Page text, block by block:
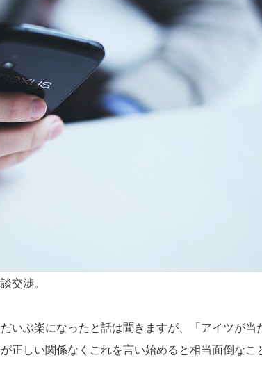
交渉。
いぶ楽になったと話は聞きますが、「アイツが当
正しい関係なくこれを言い始めると相当面倒なこ